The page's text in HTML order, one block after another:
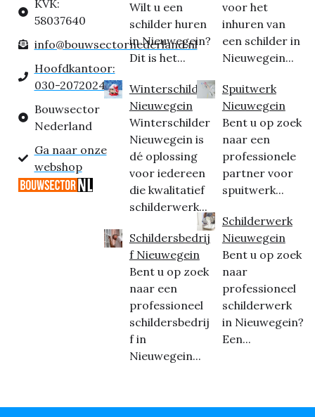
KVK:
58037640
info@bouwsectornederland.nl
Hoofdkantoor:
030-2072024
Bouwsector
Nederland
Ga naar onze
webshop
Wilt u een
schilder huren
in Nieuwegein?
Dit is het...
Winterschilder
Nieuwegein
Winterschilder
Nieuwegein is
dé oplossing
voor iedereen
die kwalitatief
schilderwerk...
Schildersbedrij
f Nieuwegein
Bent u op zoek
naar een
professioneel
schildersbedrij
f in
Nieuwegein...
voor het
inhuren van
een schilder in
Nieuwegein...
Spuitwerk
Nieuwegein
Bent u op zoek
naar een
professionele
partner voor
spuitwerk...
Schilderwerk
Nieuwegein
Bent u op zoek
naar
professioneel
schilderwerk
in Nieuwegein?
Een...